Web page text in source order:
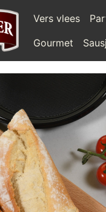
Vers vlees
Gourmet